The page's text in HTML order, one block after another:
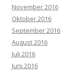
November 2016
Oktober 2016
September 2016
August 2016
Juli 2016
Juni 2016